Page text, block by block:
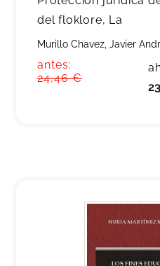
del floklore, La
Murillo Chavez, Javier
antes:
24,46 €